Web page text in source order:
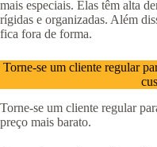
mais especiais. Elas têm alta
rígidas e organizadas. Além
fica fora de forma.
Torne-se um cliente regular
Torne-se um cliente regular
preço mais barato.